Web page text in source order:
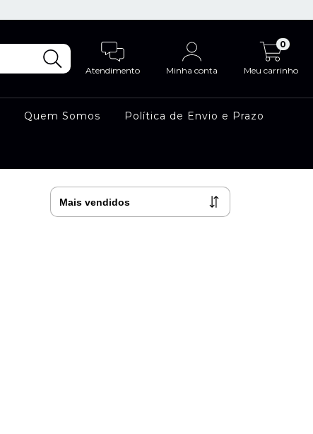
Atendimento Minha conta Meu carrinho
0
Quem Somos Política de Envio e Prazo